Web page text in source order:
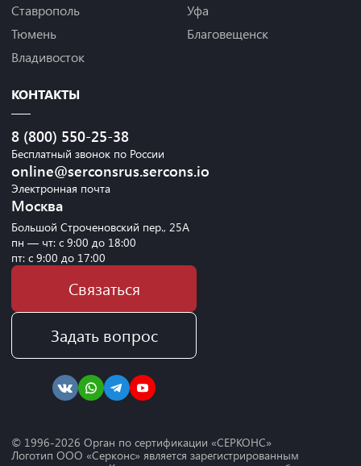
Ставрополь
Тюмень
Владивосток
Уфа
Благовещенск
КОНТАКТЫ
8 (800) 550-25-38
Бесплатный звонок по России
online@serconsrus.sercons.io
Электронная почта
Москва
Большой Строченовский пер., 25А
пн — чт: с 9:00 до 18:00
пт: с 9:00 до 17:00
Связаться
Задать вопрос
© 1996-2026 Орган по сертификации «СЕРКОНС»
Логотип ООО «Серконс» является зарегистрированным